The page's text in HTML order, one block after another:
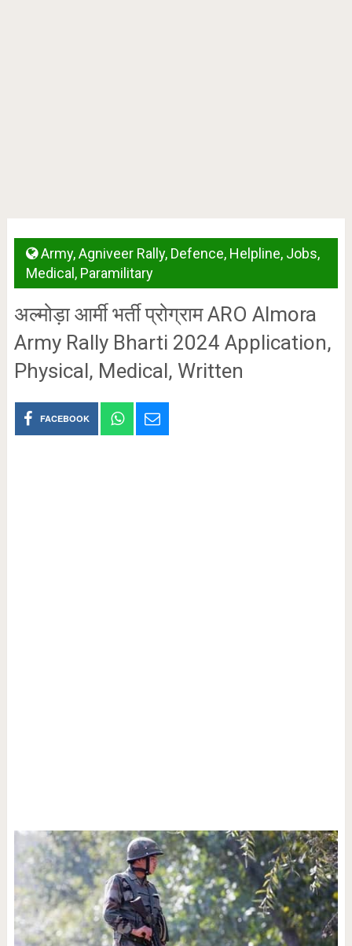
Army,Agniveer Rally, Defence, Helpline, Jobs,
Medical , Paramilitary
अल्मोड़ा आर्मी भर्ती प्रोग्राम ARO Almora
Army Rally Bharti 2024 Application,
Physical, Medical, Written
FACEBOOK